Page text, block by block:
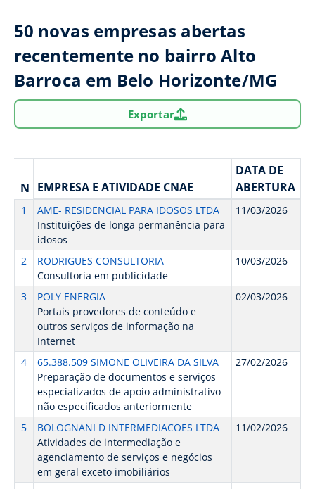
50 novas empresas abertas
recentemente no bairro Alto
Barroca em Belo Horizonte/MG
Exportar
N EMPRESA E ATIVIDADE CNAE
DATA DE
ABERTURA
1
AME- RESIDENCIAL PARA IDOSOS LTDA
Instituições de longa permanência para
idosos
11/03/2026
2
RODRIGUES CONSULTORIA
Consultoria em publicidade
10/03/2026
3
POLY ENERGIA
Portais provedores de conteúdo e
outros serviços de informação na
Internet
02/03/2026
4
65.388.509 SIMONE OLIVEIRA DA SILVA
Preparação de documentos e serviços
especializados de apoio administrativo
não especificados anteriormente
27/02/2026
5
BOLOGNANI D INTERMEDIACOES LTDA
Atividades de intermediação e
agenciamento de serviços e negócios
em geral exceto imobiliários
11/02/2026